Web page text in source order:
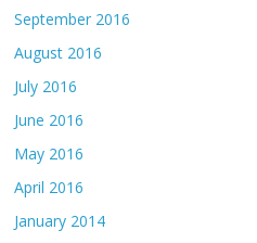
September 2016
August 2016
July 2016
June 2016
May 2016
April 2016
January 2014